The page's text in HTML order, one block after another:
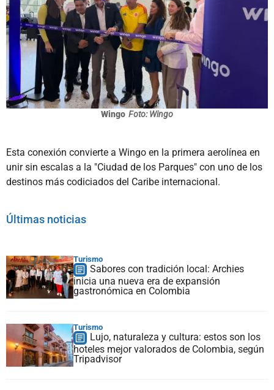
Wingo Foto: Wingo
Esta conexión convierte a Wingo en la primera aerolínea en
unir sin escalas a la "Ciudad de los Parques" con uno de los
destinos más codiciados del Caribe internacional.
Últimas noticias
Turismo
Sabores con tradición local: Archies
inicia una nueva era de expansión
gastronómica en Colombia
Turismo
Lujo, naturaleza y cultura: estos son los
hoteles mejor valorados de Colombia, según
Tripadvisor